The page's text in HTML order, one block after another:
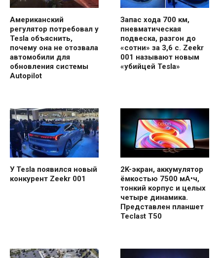
Американский
регулятор потребовал у
Tesla объяснить,
почему она не отозвала
автомобили для
обновления системы
Autopilot
Запас хода 700 км,
пневматическая
подвеска, разгон до
«сотни» за 3,6 с. Zeekr
001 называют новым
«убийцей Tesla»
У Tesla появился новый
конкурент Zeekr 001
2K-экран, аккумулятор
ёмкостью 7500 мА•ч,
тонкий корпус и целых
четыре динамика.
Представлен планшет
Teclast T50